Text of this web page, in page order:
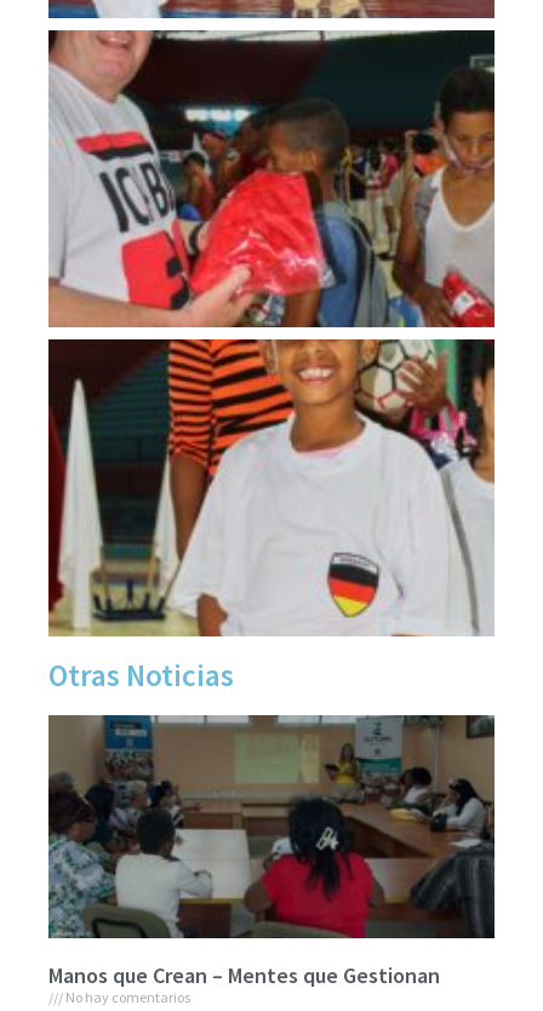
Otras Noticias
Manos que Crean – Mentes que Gestionan
No hay comentarios